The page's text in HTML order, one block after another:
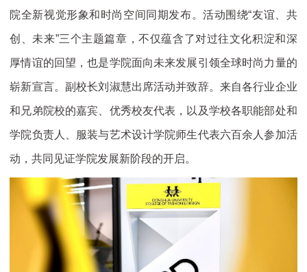
院全新视觉形象和时尚空间同期发布。活动围绕“友谊、共
创、未来”三个主题篇章，不仅蕴含了对过往文化积淀和深
厚情谊的回望，也是学院面向未来发展引领全球时尚力量的
崭新宣言。副校长刘淑慧出席活动并致辞。来自各行业企业
和兄弟院校的嘉宾、优秀校友代表，以及学校各职能部处和
学院负责人、服装与艺术设计学院师生代表六百余人参加活
动，共同见证学院发展新阶段的开启。